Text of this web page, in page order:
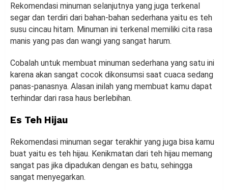
Rekomendasi minuman selanjutnya yang juga terkenal
segar dan terdiri dari bahan-bahan sederhana yaitu es teh
susu cincau hitam. Minuman ini terkenal memiliki cita rasa
manis yang pas dan wangi yang sangat harum.
Cobalah untuk membuat minuman sederhana yang satu ini
karena akan sangat cocok dikonsumsi saat cuaca sedang
panas-panasnya. Alasan inilah yang membuat kamu dapat
terhindar dari rasa haus berlebihan.
Es Teh Hijau
Rekomendasi minuman segar terakhir yang juga bisa kamu
buat yaitu es teh hijau. Kenikmatan dari teh hijau memang
sangat pas jika dipadukan dengan es batu, sehingga
sangat menyegarkan.